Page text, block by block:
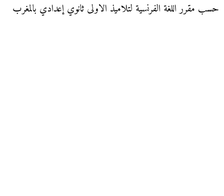
حسب مقرر اللغة الفرنسية لتلاميذ الاولى ثانوي إعدادي بالمغرب